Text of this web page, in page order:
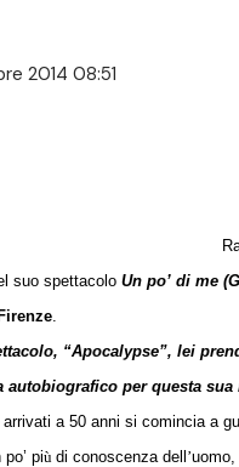
2014 08:51
suo spettacolo Un po’ di me
“Apocalypse”, lei
autobiografico per questa sua
arrivati a 50 anni si comincia a
più di conoscenza dell ’